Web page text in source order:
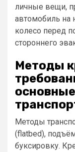
личные вещи,
автомобиль на
колесо перед
стороннего
Методы
Методы
(flatbed),
буксировку.